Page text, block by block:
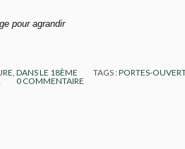
pour agrandir
,DANS LE 18ÈME TAGS :PORTES-
0 COMMENTAIRE